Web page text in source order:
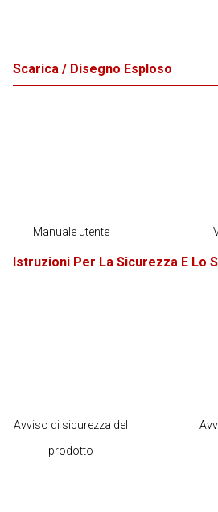
Scarica / Disegno Esploso
Manuale utente
Istruzioni Per La Sicurezza E Lo
Avviso di sicurezza del
prodotto